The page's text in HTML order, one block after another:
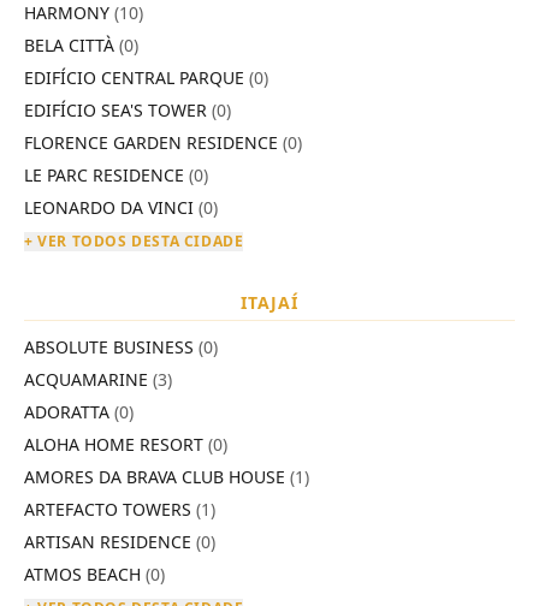
HARMONY (10)
BELA CITTÀ (0)
EDIFÍCIO CENTRAL PARQUE (0)
EDIFÍCIO SEA'S TOWER (0)
FLORENCE GARDEN RESIDENCE (0)
LE PARC RESIDENCE (0)
LEONARDO DA VINCI (0)
+ VER TODOS DESTA CIDADE
ITAJAÍ
ABSOLUTE BUSINESS (0)
ACQUAMARINE (3)
ADORATTA (0)
ALOHA HOME RESORT (0)
AMORES DA BRAVA CLUB HOUSE (1)
ARTEFACTO TOWERS (1)
ARTISAN RESIDENCE (0)
ATMOS BEACH (0)